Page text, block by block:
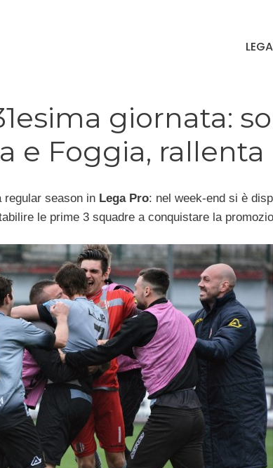
giornata:
e Foggia, rallenta
regular season in Lega Pro: nel week-end si è
le prime 3 squadre a conquistare la